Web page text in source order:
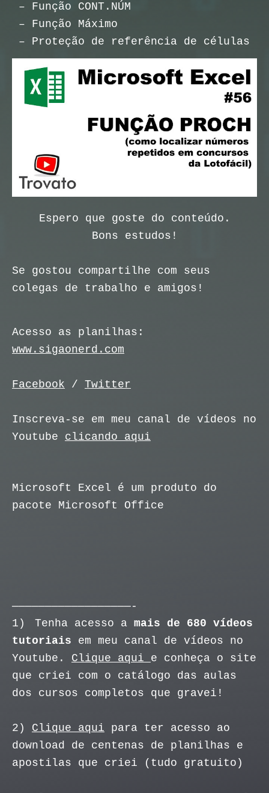
– Função CONT.NÚM
– Função Máximo
– Proteção de referência de células
Espero que goste do conteúdo.
Bons estudos!
Se gostou compartilhe com seus
colegas de trabalho e amigos!
Acesso as planilhas:
www.sigaonerd.com
Facebook / Twitter
Inscreva-se em meu canal de vídeos no
Youtube clicando aqui
Microsoft Excel é um produto do
pacote Microsoft Office
——————————————————-
1)
Tenha acesso a mais de 680 vídeos
tutoriais em meu canal de vídeos no
Youtube. Clique aqui e conheça o site
que criei com o catálogo das aulas
dos cursos completos que gravei!
2) Clique aqui para ter acesso ao
download de centenas de planilhas e
apostilas que criei (tudo gratuito)